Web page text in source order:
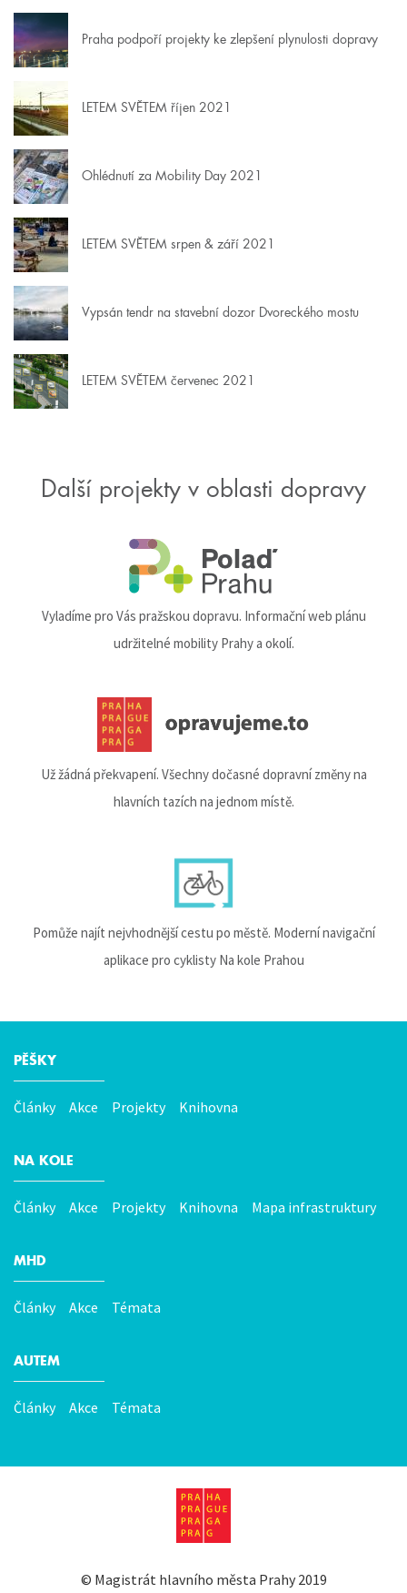
Praha podpoří projekty ke zlepšení plynulosti dopravy
LETEM SVĚTEM říjen 2021
Ohlédnutí za Mobility Day 2021
LETEM SVĚTEM srpen & září 2021
Vypsán tendr na stavební dozor Dvoreckého mostu
LETEM SVĚTEM červenec 2021
Další projekty v oblasti dopravy
Vyladíme pro Vás pražskou dopravu. Informační web plánu
udržitelné mobility Prahy a okolí.
Už žádná překvapení. Všechny dočasné dopravní změny na
hlavních tazích na jednom místě.
Pomůže najít nejvhodnější cestu po městě. Moderní navigační
aplikace pro cyklisty Na kole Prahou
Hlavní
menu
PĚŠKY
Články Akce Projekty Knihovna
NA KOLE
Články Akce Projekty Knihovna Mapa infrastruktury
MHD
Články Akce Témata
AUTEM
Články Akce Témata
© Magistrát hlavního města Prahy2019